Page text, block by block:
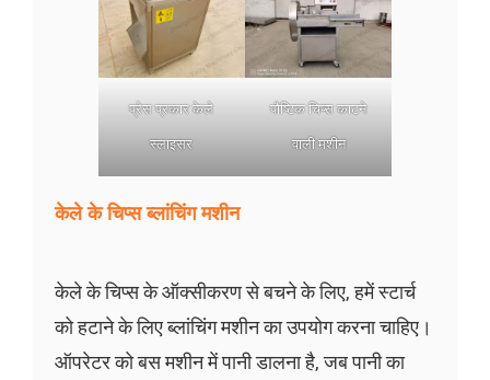
प्रेस प्रकार केले
स्लाइसर
पौष्टिक चिप्स काटने
वाली मशीन
केले के चिप्स ब्लांचिंग मशीन
केले के चिप्स के ऑक्सीकरण से बचने के लिए, हमें स्टार्च
को हटाने के लिए ब्लांचिंग मशीन का उपयोग करना चाहिए।
ऑपरेटर को बस मशीन में पानी डालना है, जब पानी का